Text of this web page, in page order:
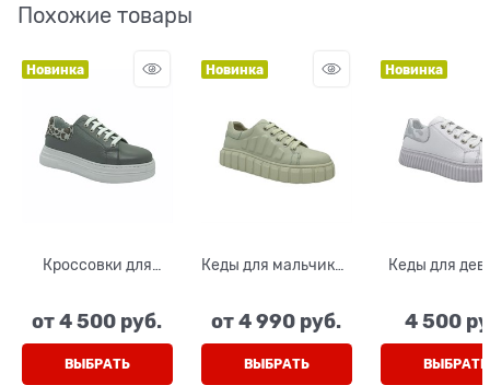
Похожие товары
Новинка
Кроссовки для
шнурки/молния
от4 500 руб.
ВЫБРАТЬ
Новинка
Кеды для мальчика/
замок
от4 990 руб.
ВЫБРАТЬ
Новинка
Кеды для
4 500
ВЫБРАТЬ